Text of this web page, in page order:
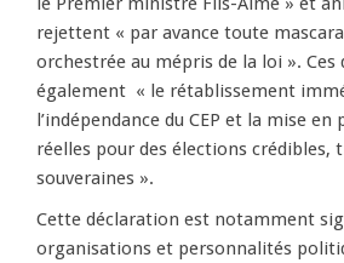
rejettent « par avance toute
orchestrée au mépris de la loi ».
également « le rétablissement
l’indépendance du CEP et la mise
réelles pour des élections crédibles,
souveraines ».
Cette déclaration est notamment
organisations et personnalités